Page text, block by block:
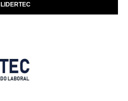
LIDERTEC